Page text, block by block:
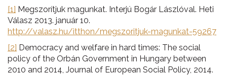
[1] Megszorítjuk magunkat. Interjú Bogár Lászlóval. Heti
Válasz 2013. január 10.
http://valasz.hu/itthon/megszoritjuk-magunkat-59267
[2] Democracy and welfare in hard times: The social
policy of the Orbán Government in Hungary between
2010 and 2014, Journal of European Social Policy, 2014.